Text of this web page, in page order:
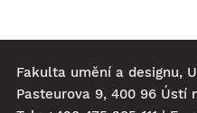
Fakulta umění a designu,
Pasteurova 9, 400 96 Ústí